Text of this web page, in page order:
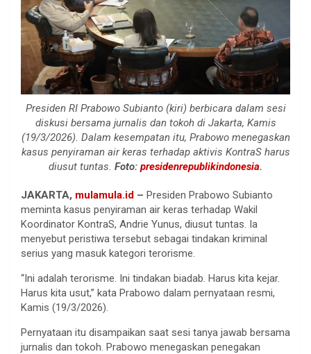
Presiden RI Prabowo Subianto (kiri) berbicara dalam sesi
diskusi bersama jurnalis dan tokoh di Jakarta, Kamis
(19/3/2026). Dalam kesempatan itu, Prabowo menegaskan
kasus penyiraman air keras terhadap aktivis KontraS harus
diusut tuntas. Foto: presidenrepublikindonesia.
JAKARTA, mulamula.id – Presiden Prabowo Subianto
meminta kasus penyiraman air keras terhadap Wakil
Koordinator KontraS, Andrie Yunus, diusut tuntas. Ia
menyebut peristiwa tersebut sebagai tindakan kriminal
serius yang masuk kategori terorisme.
“Ini adalah terorisme. Ini tindakan biadab. Harus kita kejar.
Harus kita usut,” kata Prabowo dalam pernyataan resmi,
Kamis (19/3/2026).
Pernyataan itu disampaikan saat sesi tanya jawab bersama
jurnalis dan tokoh. Prabowo menegaskan penegakan